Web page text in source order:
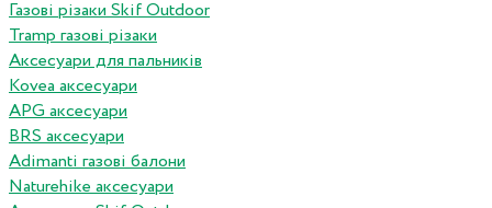
Газові різаки Skif Outdoor
Tramp газові різаки
Аксесуари для пальників
Kovea аксесуари
APG аксесуари
BRS аксесуари
Adimanti газові балони
Naturehike аксесуари